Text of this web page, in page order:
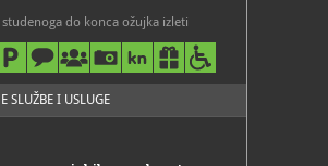
do konca ožujka izleti
Službe za izletnički turizam.
Moguća je kupovina ulaznica
brijuni.hr/hr/ulaznice
brijuni/kulturno-p...
SLUŽBE I USLUGE